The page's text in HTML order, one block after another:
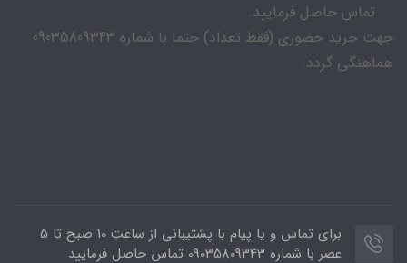
تماس حاصل فرمایید.
جهت خرید حضوری (فقط تعداد) حتما با شماره 09035809343
هماهنگی گردد.
برای تماس و یا پیام با پشتیبانی از ساعت 10 صبح تا 5
عصر با شماره 09035809343 تماس حاصل فرمایید